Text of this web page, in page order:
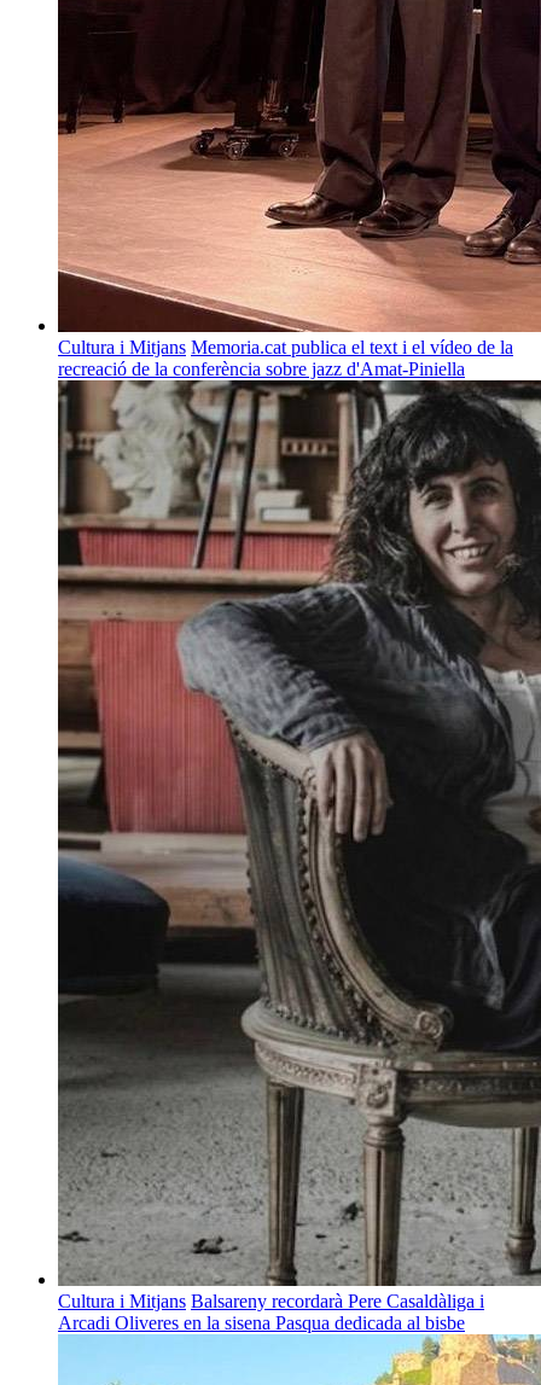
Cultura i Mitjans Memoria.cat publica el text i el vídeo de la
recreació de la conferència sobre jazz d'Amat-Piniella
Cultura i Mitjans Balsareny recordarà Pere Casaldàliga i
Arcadi Oliveres en la sisena Pasqua dedicada al bisbe